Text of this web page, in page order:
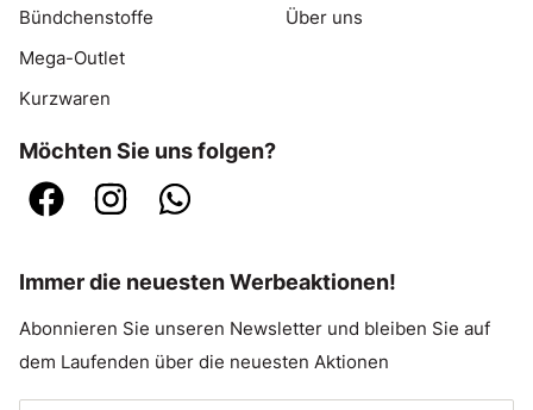
Bündchenstoffe
Mega-Outlet
Kurzwaren
Über uns
Möchten Sie uns folgen?
Immer die neuesten Werbeaktionen!
Abonnieren Sie unseren Newsletter und bleiben Sie auf
dem Laufenden über die neuesten Aktionen